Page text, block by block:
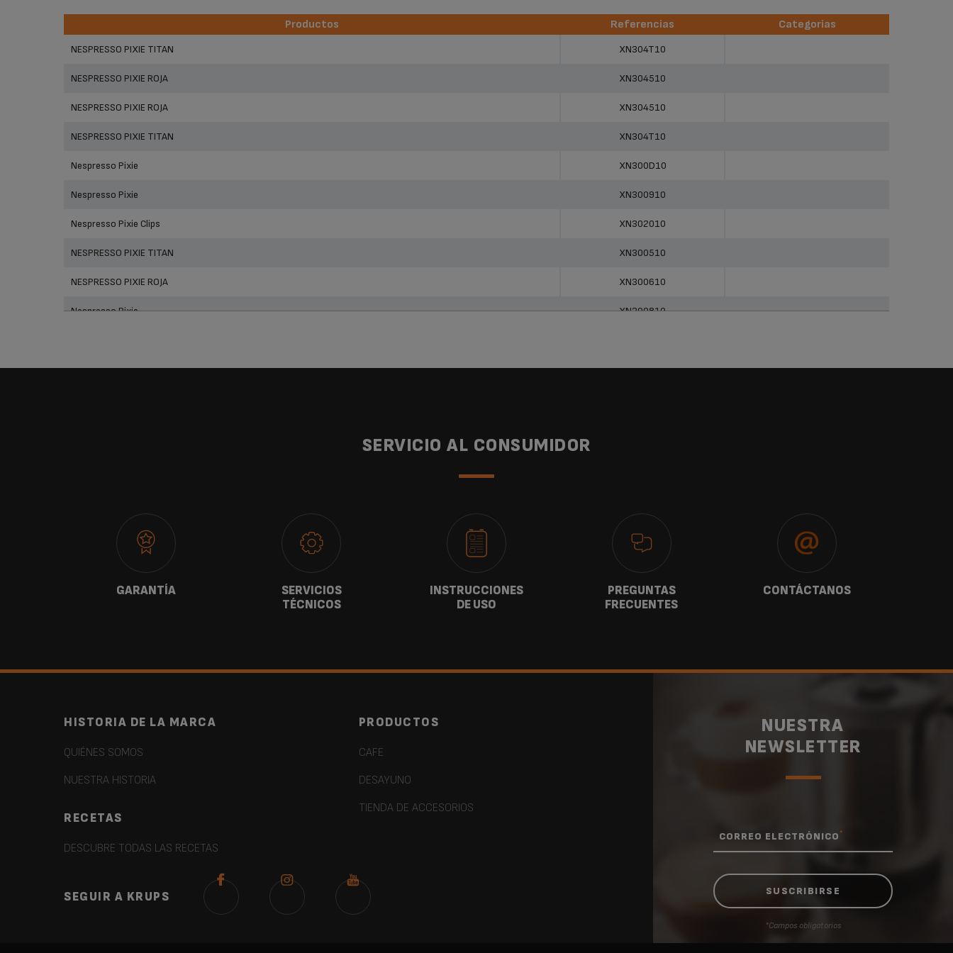
Productos Referencias
Categorias
NESPRESSO PIXIE TITAN XN304T10
NESPRESSO PIXIE ROJA XN304510
NESPRESSO PIXIE ROJA XN304510
NESPRESSO PIXIE TITAN XN304T10
Nespresso Pixie XN300D10
Nespresso Pixie XN300910
Nespresso Pixie Clips XN302010
NESPRESSO PIXIE TITAN XN300510
NESPRESSO PIXIE ROJA XN300610
Nespresso Pixie XN300810
SERVICIO AL CONSUMIDOR
GARANTÍA
SERVICIOS
TÉCNICOS
INSTRUCCIONES
DE USO
PREGUNTAS
FRECUENTES
CONTÁCTANOS
PRODUCTOS
CAFE
DESAYUNO
TIENDA DE ACCESORIOS
HISTORIA DE LA MARCA
QUIÉNES SOMOS
NUESTRA HISTORIA
RECETAS
DESCUBRE TODAS LAS RECETAS
SEGUIR A KRUPS
NUESTRA
NEWSLETTER
CORREO ELECTRÓNICO*
*Campos obligatorios